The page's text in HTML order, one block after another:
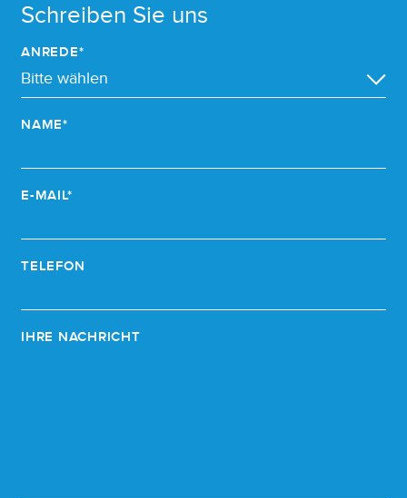
Schreiben Sie uns
ANREDE*
NAME*
E-MAIL*
TELEFON
IHRE NACHRICHT